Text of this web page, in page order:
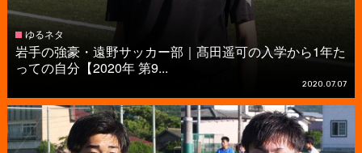
ゆるネタ
岩手の強豪・遠野サッカー部｜髙田遥可の入学から1年た
っての自分【2020年 第9...
2020.07.07